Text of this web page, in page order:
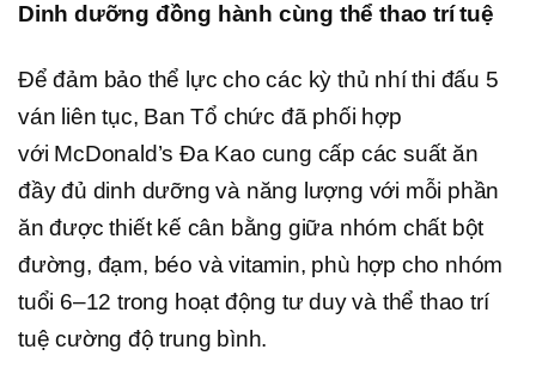
Dinh dưỡng đồng hành cùng thể thao trí tuệ
Để đảm bảo thể lực cho các kỳ thủ nhí thi đấu 5
ván liên tục, Ban Tổ chức đã phối hợp
với McDonald’s Đa Kao cung cấp các suất ăn
đầy đủ dinh dưỡng và năng lượng với mỗi phần
ăn được thiết kế cân bằng giữa nhóm chất bột
đường, đạm, béo và vitamin, phù hợp cho nhóm
tuổi 6–12 trong hoạt động tư duy và thể thao trí
tuệ cường độ trung bình.